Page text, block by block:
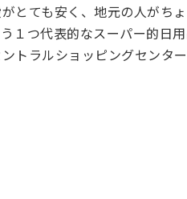
とても安く、地元の人がち
１つ代表的なスーパー的日
トラルショッピングセンタ